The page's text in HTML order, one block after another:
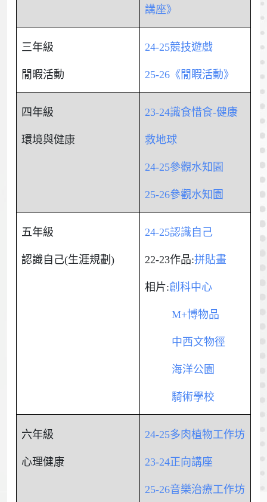
講座》
三年級
閒暇活動
24-25競技遊戲
25-26《閒睱活動》
四年級
環境與健康
23-24識食惜食-健康
救地球
24-25參觀水知園
25-26參觀水知園
五年級
認識自己(生涯規劃)
24-25認識自己
22-23作品:拼貼畫
相片:創科中心
M+博物品
中西文物徑
海洋公園
騎術學校
六年級
心理健康
24-25多肉植物工作坊
23-24正向講座
25-26音樂治療工作坊